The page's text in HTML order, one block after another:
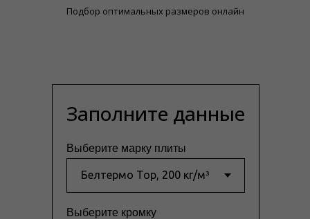
Подбор оптимальных размеров онлайн
Заполните данные
Выберите марку плиты
Выберите кромку